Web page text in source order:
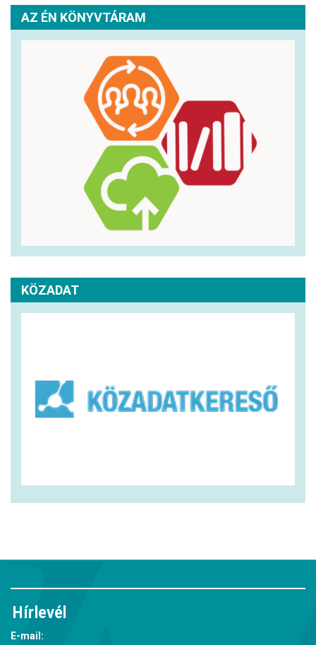
AZ ÉN KÖNYVTÁRAM
KÖZADAT
Hírlevél
E-mail: